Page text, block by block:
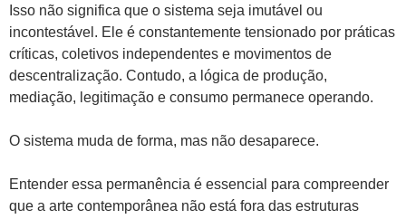
Isso não significa que o sistema seja imutável ou
incontestável. Ele é constantemente tensionado por práticas
críticas, coletivos independentes e movimentos de
descentralização. Contudo, a lógica de produção,
mediação, legitimação e consumo permanece operando.
O sistema muda de forma, mas não desaparece.
Entender essa permanência é essencial para compreender
que a arte contemporânea não está fora das estruturas